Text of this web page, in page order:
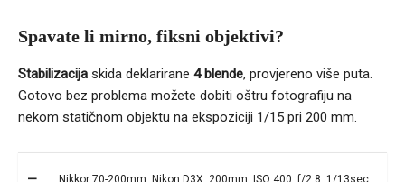
Spavate li mirno, fiksni objektivi?
Stabilizacija skida deklarirane 4 blende, provjereno više puta.
Gotovo bez problema možete dobiti oštru fotografiju na
nekom statičnom objektu na ekspoziciji 1/15 pri 200 mm.